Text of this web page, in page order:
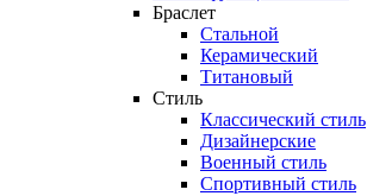
Браслет
Стальной
Керамический
Титановый
Стиль
Классический стиль
Дизайнерские
Военный стиль
Спортивный стиль